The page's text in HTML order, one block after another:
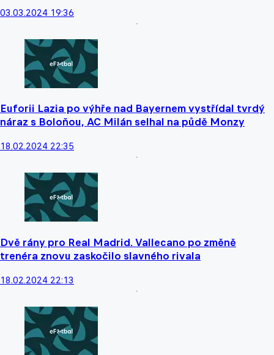
03.03.2024 19:36
Euforii Lazia po výhře nad Bayernem vystřídal tvrdý
náraz s Boloňou, AC Milán selhal na půdě Monzy
18.02.2024 22:35
Dvě rány pro Real Madrid. Vallecano po změně
trenéra znovu zaskočilo slavného rivala
18.02.2024 22:13